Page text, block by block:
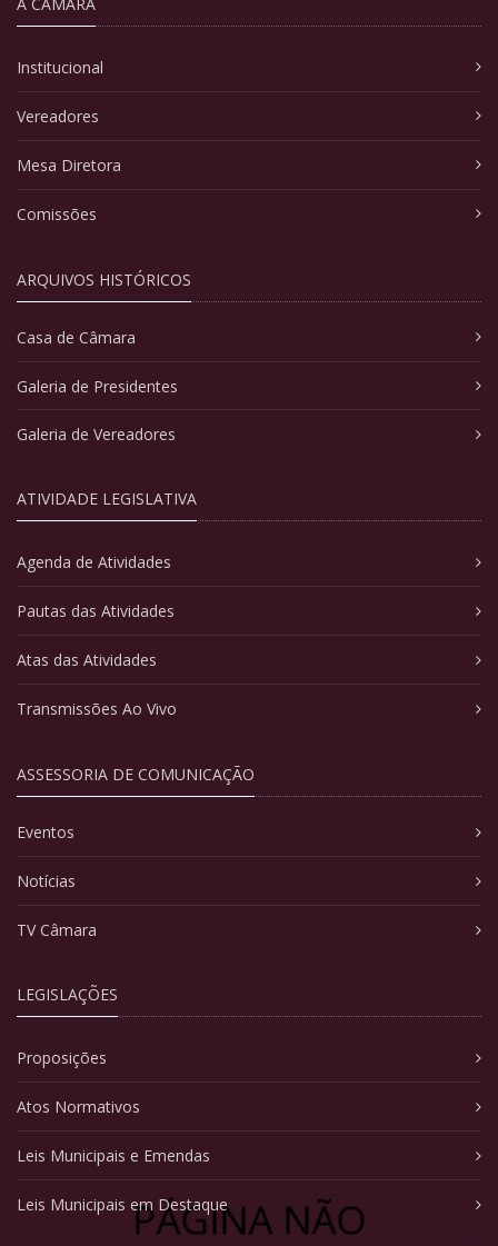
PÁGINA NÃO
Institucional
Vereadores
Mesa Diretora
Comissões
ARQUIVOS HISTÓRICOS
Casa de Câmara
Galeria de Presidentes
Galeria de Vereadores
ATIVIDADE LEGISLATIVA
Agenda de Atividades
Pautas das Atividades
Atas das Atividades
Transmissões Ao Vivo
ASSESSORIA DE COMUNICAÇÃO
Eventos
Notícias
TV Câmara
LEGISLAÇÕES
Proposições
Atos Normativos
Leis Municipais e Emendas
Leis Municipais em Destaque